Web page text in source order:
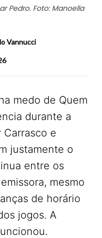
Pedro. Foto: Manoella
Vannucci
medo de Quem
durante a
Carrasco e
justamente o
entre os
mesmo
de horário
jogos. A